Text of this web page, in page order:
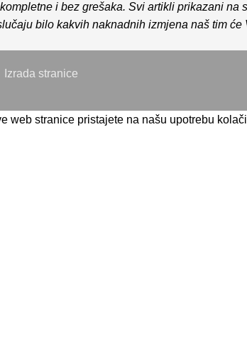
i bez grešaka. Svi artikli prikazani na
bilo kakvih naknadnih izmjena naš tim će
Izrada stranice
web stranice pristajete na našu upotrebu